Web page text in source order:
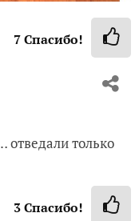
7Спасибо!
отведали только
3Спасибо!